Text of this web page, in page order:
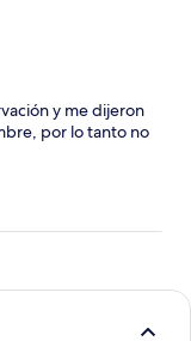
y me dijeron
por lo tanto no